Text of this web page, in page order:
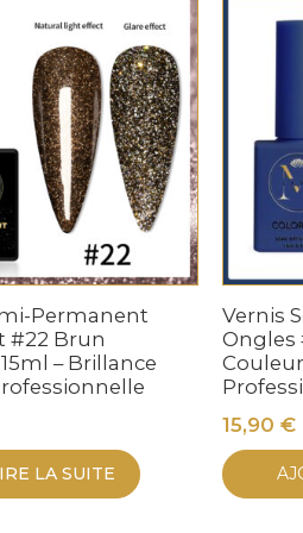
Permanent
#22 Brun
– Brillance
LA SUITE
Vernis
Ongles
15,90€